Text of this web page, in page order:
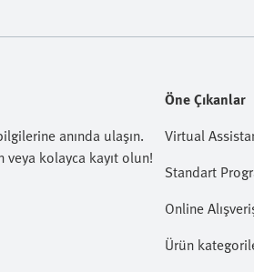
anında ulaşın.
veya kolayca kayıt olun!
Öne Çıkanlar
Virtual
Standart
Online
Ürün